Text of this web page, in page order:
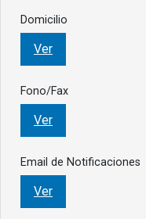
Domicilio
Ver
Fono/Fax
Ver
Email de Notificaciones
Ver